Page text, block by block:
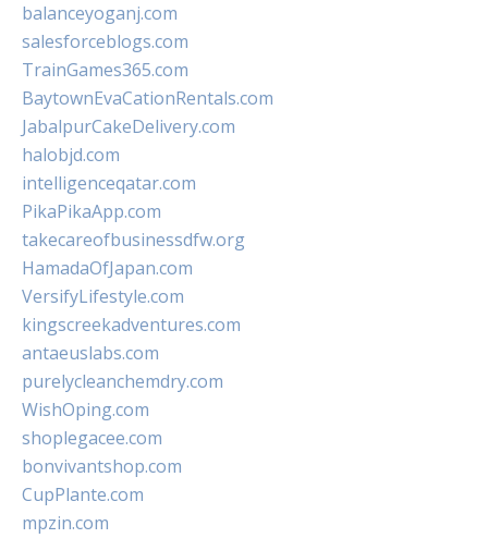
balanceyoganj.com
salesforceblogs.com
TrainGames365.com
BaytownEvaCationRentals.com
JabalpurCakeDelivery.com
halobjd.com
intelligenceqatar.com
PikaPikaApp.com
takecareofbusinessdfw.org
HamadaOfJapan.com
VersifyLifestyle.com
kingscreekadventures.com
antaeuslabs.com
purelycleanchemdry.com
WishOping.com
shoplegacee.com
bonvivantshop.com
CupPlante.com
mpzin.com